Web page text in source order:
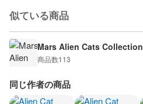
似ている商品
Mars Alien Cats Collection
商品数113
同じ作者の商品